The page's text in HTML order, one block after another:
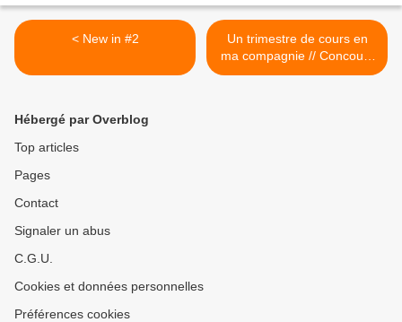
< New in #2
Un trimestre de cours en
ma compagnie // Concours
SASASA >
Hébergé par Overblog
Top articles
Pages
Contact
Signaler un abus
C.G.U.
Cookies et données personnelles
Préférences cookies